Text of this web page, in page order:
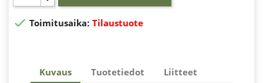
 Toimitusaika: Tilaustuote
Kuvaus Tuotetiedot Liitteet